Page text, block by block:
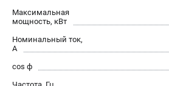
Максимальная
мощность, кВт
Номинальный ток,
А
cos ф